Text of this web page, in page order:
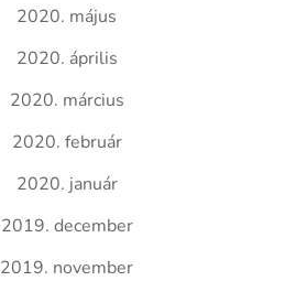
2020. május
2020. április
2020. március
2020. február
2020. január
2019. december
2019. november